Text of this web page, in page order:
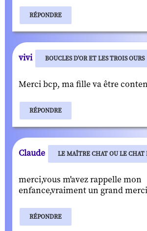
RÉPONDRE
vivi BOUCLES D'OR ET LES TROIS OURS
Merci bcp, ma fille va être
RÉPONDRE
Claude LE MAÎTRE CHAT OU LE CHAT
merci,vous m'avez rappelle mon
enfance,vraiment un grand merci
RÉPONDRE